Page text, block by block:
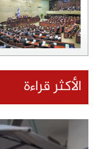
الأكثر قراءة